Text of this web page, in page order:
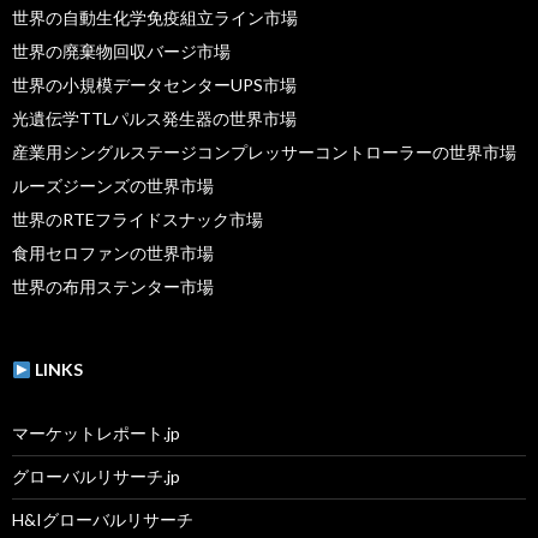
世界の自動生化学免疫組立ライン市場
世界の廃棄物回収バージ市場
世界の小規模データセンターUPS市場
光遺伝学TTLパルス発生器の世界市場
産業用シングルステージコンプレッサーコントローラーの世界市場
ルーズジーンズの世界市場
世界のRTEフライドスナック市場
食用セロファンの世界市場
世界の布用ステンター市場
LINKS
マーケットレポート.jp
グローバルリサーチ.jp
H&Iグローバルリサーチ